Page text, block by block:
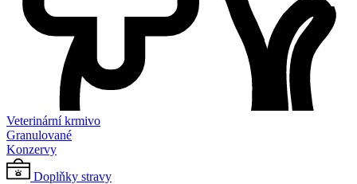
Veterinární krmivo
Granulované
Konzervy
Doplňky stravy